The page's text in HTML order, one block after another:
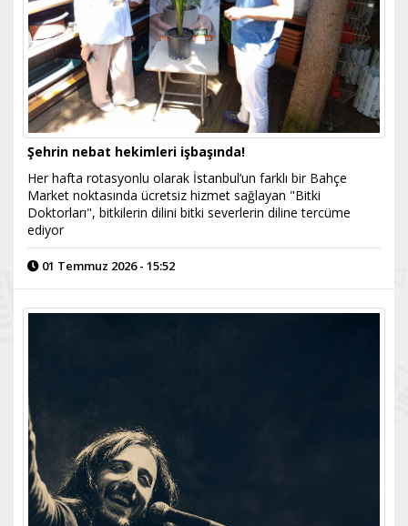
Şehrin nebat hekimleri işbaşında!
Her hafta rotasyonlu olarak İstanbul’un farklı bir Bahçe
Market noktasında ücretsiz hizmet sağlayan "Bitki
Doktorları", bitkilerin dilini bitki severlerin diline tercüme
ediyor
01 Temmuz 2026 - 15:52